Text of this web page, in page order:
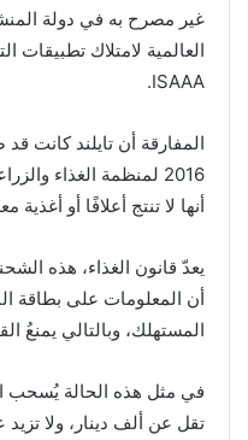
غير مصرح به في دولة
العالمية لامتلاك تطبيقات
ISAAA.
أنها لا تنتج أعلافًا أو أغذية
يعدّ قانون الغذاء، هذه
أن المعلومات على بطاقة
المستهلك، وبالتالي يمنعُ
في مثل هذه الحالة يُسحب
تقل عن ألف دينار، ولا